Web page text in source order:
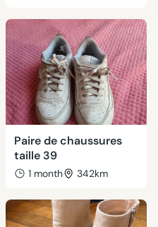
Paire de chaussures
taille 39
1 month 342km